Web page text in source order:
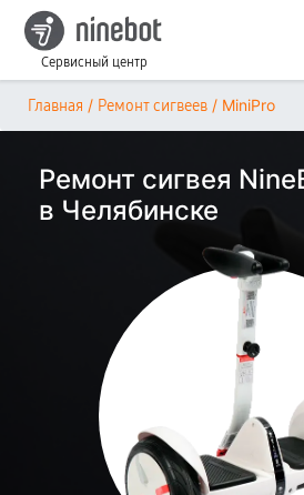
Сервисный центр
Главная / Ремонт сигвеев / MiniPro
Ремонт сигвея
в Челябинске